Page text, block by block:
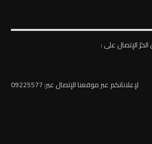
الحرّ الإتصال على :
لإعلاناتكم عبر موقعنا الإتصال عبر: 09225577